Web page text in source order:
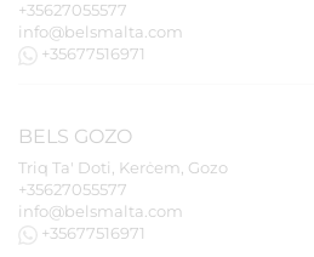
+35627055577
info@belsmalta.com
+35677516971
BELS GOZO
Triq Ta' Doti, Kerċem, Gozo
+35627055577
info@belsmalta.com
+35677516971